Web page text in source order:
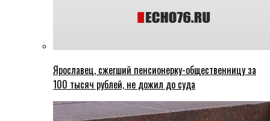
Ярославец, сжегший пенсионерку-общественницу за
100 тысяч рублей, не дожил до суда